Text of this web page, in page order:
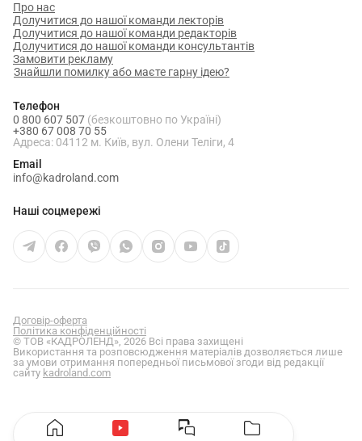
Про нас
Долучитися до нашої команди лекторів
Долучитися до нашої команди редакторів
Долучитися до нашої команди консультантів
Замовити рекламу
Знайшли помилку або маєте гарну ідею?
Телефон
0 800 607 507 (безкоштовно по Україні)
+380 67 008 70 55
Адреса: 04112 м. Київ, вул. Олени Теліги, 4
Email
info@kadroland.com
Наші соцмережі
Договір-оферта
Політика конфіденційності
© ТОВ «КАДРОЛЕНД», 2026 Всі права захищені
Використання та розповсюдження матеріалів дозволяється лише
за умови отримання попередньої письмової згоди від редакції
сайту kadroland.com